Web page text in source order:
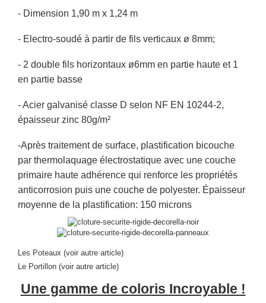
- Dimension 1,90 m x 1,24 m
- Electro-soudé à partir de fils verticaux ø 8mm;
- 2 double fils horizontaux ø6mm en partie haute et 1
en partie basse
- Acier galvanisé classe D selon NF EN 10244-2,
épaisseur zinc 80g/m²
-Après traitement de surface, plastification bicouche
par thermolaquage électrostatique avec une couche
primaire haute adhérence qui renforce les propriétés
anticorrosion puis une couche de polyester. Épaisseur
moyenne de la plastification: 150 microns
Les Poteaux (voir autre article)
Le Portillon (voir autre article)
Une gamme de coloris Incroyable !